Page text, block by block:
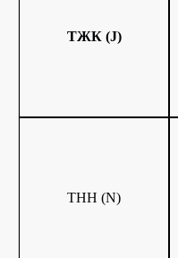
ТЖК (J)
ТНН (N)